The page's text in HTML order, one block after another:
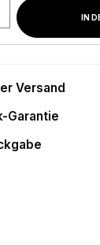
GibIN
Versand
Garantie